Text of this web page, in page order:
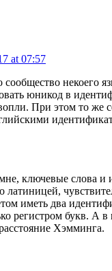
at 07:57
некоего
юникод в
При этом то же
ключевые слова и
латиницей,
иметь два
регистром букв. А в
Хэмминга.